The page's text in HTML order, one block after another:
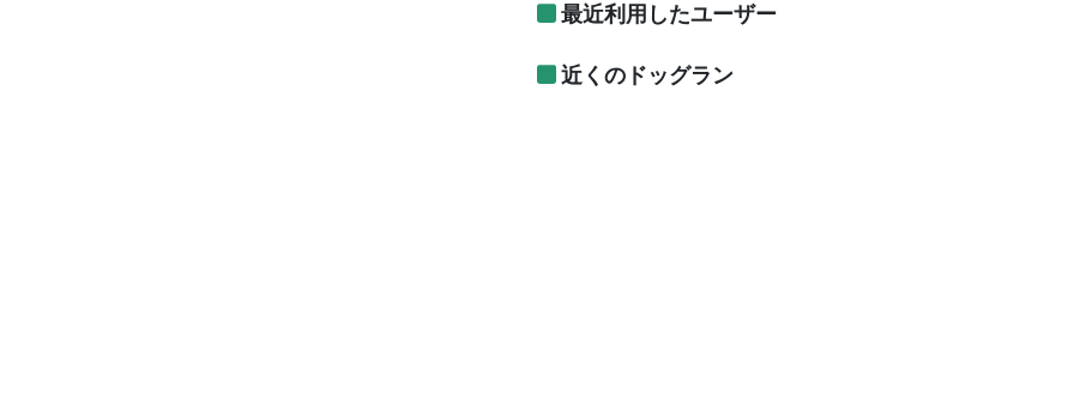
最近利用したユーザー
近くのドッグラン